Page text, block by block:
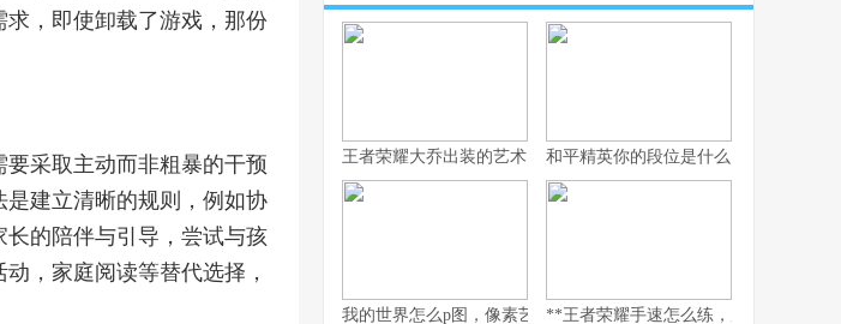
，即使卸载了游戏，那份
采取主动而非粗暴的干预
建立清晰的规则，例如协
的陪伴与引导，尝试与孩
，家庭阅读等替代选择，
王者荣耀大乔出装的艺术，辅助之核的战术抉择
和平精英你的段位是什么：一段段位承
我的世界怎么p图，像素艺术与创意的交响**王者荣耀手速怎么练，从入门到精